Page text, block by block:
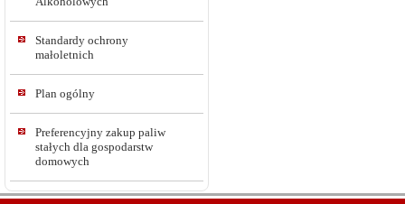
Standardy ochrony
małoletnich
Plan ogólny
Preferencyjny zakup paliw
stałych dla gospodarstw
domowych